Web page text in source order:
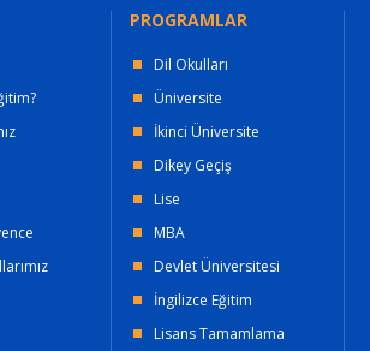
PROGRAMLAR
Dil Okulları
Üniversite
İkinci Üniversite
Dikey Geçiş
Lise
MBA
Devlet Üniversitesi
İngilizce Eğitim
Lisans Tamamlama